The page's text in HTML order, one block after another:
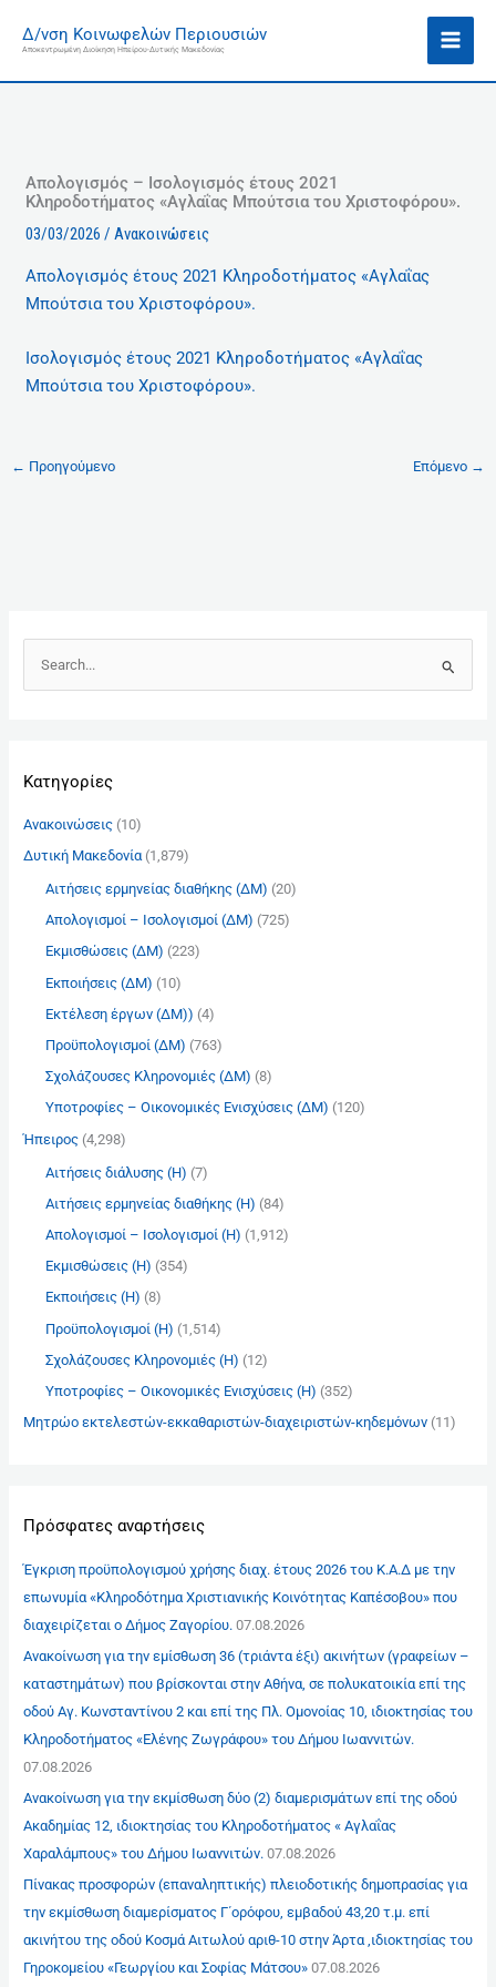
στοΔ/νση Κοινωφελών Περιουσιών
Αποκεντρωμένη Διοίκηση Ηπείρου-Δυτικής Μακεδονίας
Απολογισμός – Ισολογισμός έτους 2021
Κληροδοτήματος «Αγλαΐας Μπούτσια του Χριστοφόρου».
03/03/2026/Ανακοινώσεις
Απολογισμός έτους 2021 Κληροδοτήματος «Αγλαΐας
Μπούτσια του Χριστοφόρου».
Iσολογισμός έτους 2021 Κληροδοτήματος «Αγλαΐας
Μπούτσια του Χριστοφόρου».
← Προηγούμενο Επόμενο →
ή
σ
Kατηγορίες
Ανακοινώσεις(10)
Δυτική Μακεδονία(1,879)
Αιτήσεις ερμηνείας διαθήκης (ΔΜ) (20)
Απολογισμοί – Ισολογισμοί (ΔΜ) (725)
Εκμισθώσεις (ΔΜ) (223)
Εκποιήσεις (ΔΜ) (10)
Εκτέλεση έργων (ΔΜ)) (4)
Προϋπολογισμοί (ΔΜ) (763)
Σχολάζουσες Κληρονομιές (ΔΜ) (8)
Υποτροφίες – Οικονομικές Ενισχύσεις (ΔΜ) (120)
Ήπειρος(4,298)
Αιτήσεις διάλυσης (Η) (7)
Αιτήσεις ερμηνείας διαθήκης (Η) (84)
Απολογισμοί – Ισολογισμοί (Η) (1,912)
Εκμισθώσεις (Η) (354)
Εκποιήσεις (Η) (8)
Προϋπολογισμοί (Η) (1,514)
Σχολάζουσες Κληρονομιές (Η) (12)
Υποτροφίες – Οικονομικές Ενισχύσεις (Η) (352)
Μητρώο εκτελεστών-εκκαθαριστών-διαχειριστών-κηδεμόνων(11)
Πρόσφατες αναρτήσεις
Έγκριση προϋπολογισμού χρήσης διαχ. έτους 2026 του Κ.Α.Δ με την
επωνυμία «Κληροδότημα Χριστιανικής Κοινότητας Καπέσοβου» που
διαχειρίζεται ο Δήμος Ζαγορίου. 07.08.2026
Ανακοίνωση για την εμίσθωση 36 (τριάντα έξι) ακινήτων (γραφείων –
καταστημάτων) που βρίσκονται στην Αθήνα, σε πολυκατοικία επί της
οδού Αγ. Κωνσταντίνου 2 και επί της Πλ. Ομονοίας 10, ιδιοκτησίας του
Κληροδοτήματος «Ελένης Ζωγράφου» του Δήμου Ιωαννιτών.
07.08.2026
Ανακοίνωση για την εκμίσθωση δύο (2) διαμερισμάτων επί της οδού
Ακαδημίας 12, ιδιοκτησίας του Κληροδοτήματος « Αγλαΐας
Χαραλάμπους» του Δήμου Ιωαννιτών. 07.08.2026
Πίνακας προσφορών (επαναληπτικής) πλειοδοτικής δημοπρασίας για
την εκμίσθωση διαμερίσματος Γ΄ορόφου, εμβαδού 43,20 τ.μ. επί
ακινήτου της οδού Κοσμά Αιτωλού αριθ-10 στην Άρτα ,ιδιοκτησίας του
Γηροκομείου «Γεωργίου και Σοφίας Μάτσου» 07.08.2026
σ
κ
ό